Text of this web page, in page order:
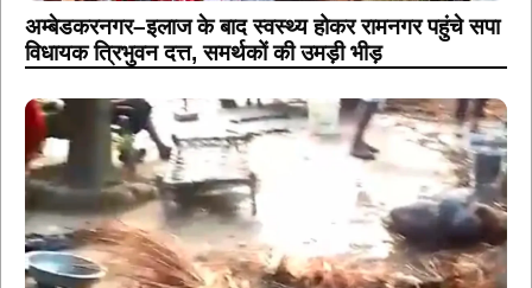
अम्बेडकरनगर–इलाज के बाद स्वस्थ्य होकर रामनगर पहुंचे सपा
विधायक त्रिभुवन दत्त, समर्थकों की उमड़ी भीड़